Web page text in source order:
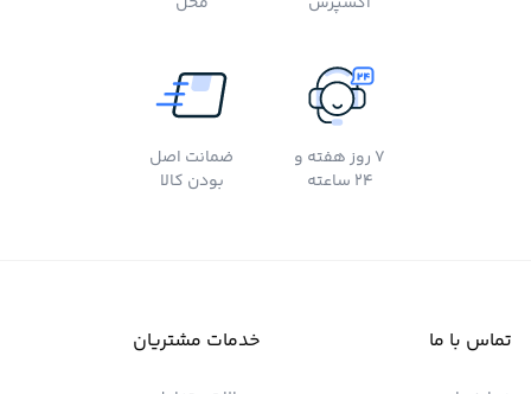
7 روز هفته و
24 ساعته
ضمانت اصل
بودن کالا
تماس با ما خدمات مشتریان